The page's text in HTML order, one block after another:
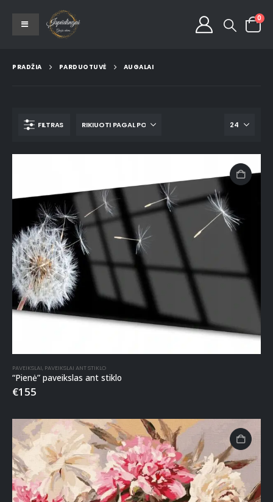
0
PRADŽIA PARDUOTUVĖ AUGALAI
FILTRAS
PAVEIKSLAI, PAVEIKSLAI ANT STIKLO
“Pienė” paveikslas ant stiklo
€155